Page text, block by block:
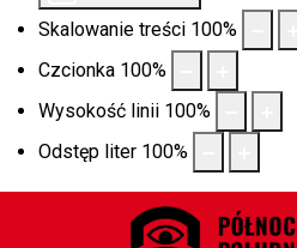
Skalowanie treści 100%
Czcionka 100%
Wysokość linii 100%
Odstęp liter 100%